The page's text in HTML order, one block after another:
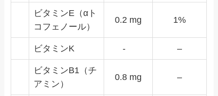
ビタミンE（αト
コフェノール）
0.2 mg 1%
ビタミンK - –
ビタミンB1（チ
アミン）
0.8 mg –